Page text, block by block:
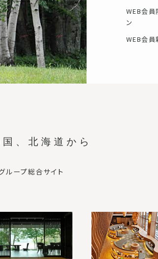
WEB会員
ン
WEB会員
国、北海道から
ループ総合サイト